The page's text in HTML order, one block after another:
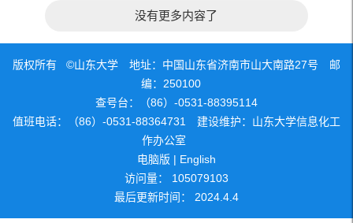
没有更多内容了
版权所有 ©山东大学 地址：中国山东省济南市山大南路27号 邮
编：250100
查号台：（86）-0531-88395114
值班电话：（86）-0531-88364731 建设维护：山东大学信息化工
作办公室
电脑版 | English
访问量： 105079103
最后更新时间： 2024 4 4